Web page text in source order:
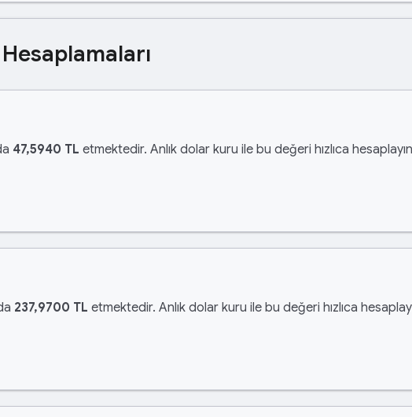
47,5940 TL etmektedir. Anlık dolar kuru ile bu değeri hızlıca
237,9700 TL etmektedir. Anlık dolar kuru ile bu değeri hızlıca